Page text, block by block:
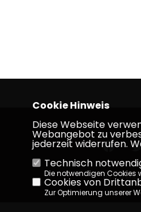
Cookie Hinweis
Diese Webseite
Webangebot zu
jederzeit widerrufen.
Technisch
Die notwendigen
Cookies von
Zur Optimierung unserer